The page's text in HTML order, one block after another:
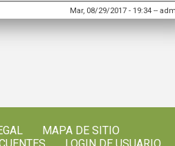
Mar, 08/29/2017 - 19:34 --
MAPA DE SITIO